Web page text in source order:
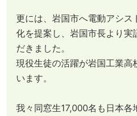
更には、岩国市へ電動アシ
化を提案し、岩国市長より実
だきました。
現役生徒の活躍が岩国工業高
います。
我々同窓生17,000名も日本各